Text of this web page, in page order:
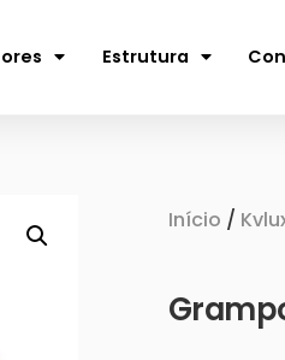
Estrutura
Início /